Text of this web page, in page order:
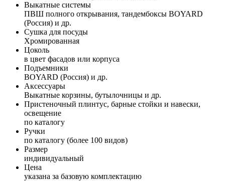
Выкатные системы
ПВШ полного открывания, тандембоксы BOYARD
(Россия) и др.
Сушка для посуды
Хромированная
Цоколь
в цвет фасадов или корпуса
Подъемники
BOYARD (Россия) и др.
Аксессуары
Выкатные корзины, бутылочницы и др.
Пристеночный плинтус, барные стойки и навески,
освещение
по каталогу
Ручки
по каталогу (более 100 видов)
Размер
индивидуальный
Цена
указана за базовую комплектацию